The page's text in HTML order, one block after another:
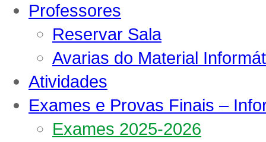
Professores
Reservar Sala
Avarias do Material
Atividades
Exames e Provas Finais –
Exames 2025-2026